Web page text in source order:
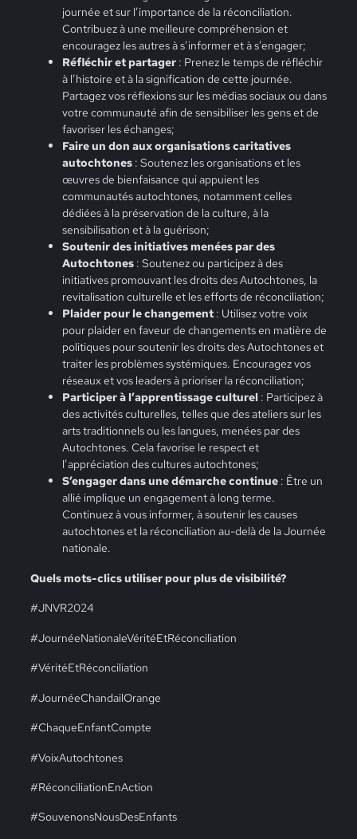
journée et sur l’importance de la réconciliation.
Contribuez à une meilleure compréhension et
encouragez les autres à s’informer et à s’engager;
Réfléchir et partager: Prenez le temps de réfléchir
à l’histoire et à la signification de cette journée.
Partagez vos réflexions sur les médias sociaux ou dans
votre communauté afin de sensibiliser les gens et de
favoriser les échanges;
Faire un don aux organisations caritatives
autochtones: Soutenez les organisations et les
œuvres de bienfaisance qui appuient les
communautés autochtones, notamment celles
dédiées à la préservation de la culture, à la
sensibilisation et à la guérison;
Soutenir des initiatives menées par des
Autochtones: Soutenez ou participez à des
initiatives promouvant les droits des Autochtones, la
revitalisation culturelle et les efforts de réconciliation;
Plaider pour le changement: Utilisez votre voix
pour plaider en faveur de changements en matière de
politiques pour soutenir les droits des Autochtones et
traiter les problèmes systémiques. Encouragez vos
réseaux et vos leaders à prioriser la réconciliation;
Participer à l’apprentissage culturel: Participez à
des activités culturelles, telles que des ateliers sur les
arts traditionnels ou les langues, menées par des
Autochtones. Cela favorise le respect et
l’appréciation des cultures autochtones;
S’engager dans une démarche continue: Être un
allié implique un engagement à long terme.
Continuez à vous informer, à soutenir les causes
autochtones et la réconciliation au-delà de la Journée
nationale.
Quels mots-clics utiliser pour plus de visibilité?
#JNVR2024
#JournéeNationaleVéritéEtRéconciliation
#VéritéEtRéconciliation
#JournéeChandailOrange
#ChaqueEnfantCompte
#VoixAutochtones
#RéconciliationEnAction
#SouvenonsNousDesEnfants